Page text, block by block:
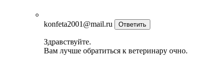
konfeta2001@mail.ru Ответить
Здравствуйте.
Вам лучше обратиться к ветеринару очно.